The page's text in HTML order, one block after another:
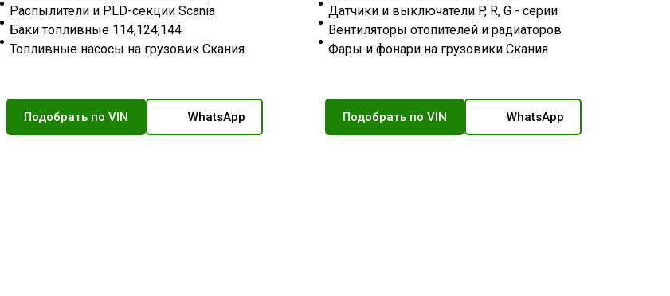
Распылители и PLD-секции Scania
Баки топливные 114,124,144
Топливные насосы на грузовик Скания
Подобрать по VIN WhatsApp
Датчики и выключатели P, R, G - серии
Вентиляторы отопителей и радиаторов
Фары и фонари на грузовики Скания
Подобрать по VIN WhatsApp